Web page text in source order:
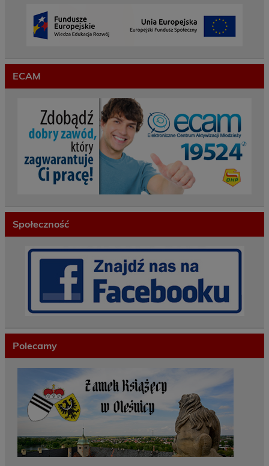
ECAM
Społeczność
Polecamy